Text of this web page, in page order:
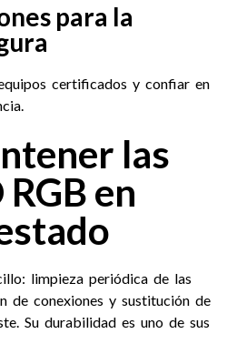
para la
certificados y confiar en
las
en
limpieza periódica de las
de conexiones y sustitución de
Su durabilidad es uno de sus